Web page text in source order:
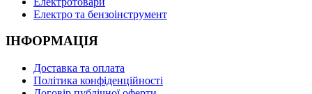
Електро та бензоінструмент
ІНФОРМАЦІЯ
Доставка та оплата
Політика конфіденційності